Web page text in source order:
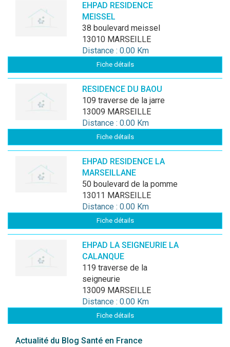
EHPAD RESIDENCE
MEISSEL
38 boulevard meissel
13010 MARSEILLE
Distance : 0.00 Km
Fiche détails
RESIDENCE DU BAOU
109 traverse de la jarre
13009 MARSEILLE
Distance : 0.00 Km
Fiche détails
EHPAD RESIDENCE LA
MARSEILLANE
50 boulevard de la pomme
13011 MARSEILLE
Distance : 0.00 Km
Fiche détails
EHPAD LA SEIGNEURIE LA
CALANQUE
119 traverse de la
seigneurie
13009 MARSEILLE
Distance : 0.00 Km
Fiche détails
Actualité du Blog Santé en France